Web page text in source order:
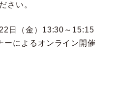
さい。
日（金）13:30～15:15
によるオンライン開催